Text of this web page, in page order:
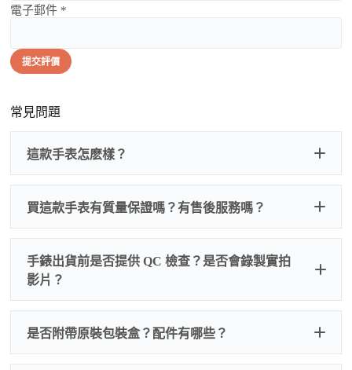
電子郵件 *
提交評價
常見問題
這款手表怎麽樣？
買這款手表有質量保證嗎？有售後服務嗎？
為事故，免費維修三年
人為事故我們只收更換配件
手錶出貨前是否提供 QC 檢查？是否會錄製實拍
影片？
質檢查
是否附帶原裝包裝盒？配件有哪些？